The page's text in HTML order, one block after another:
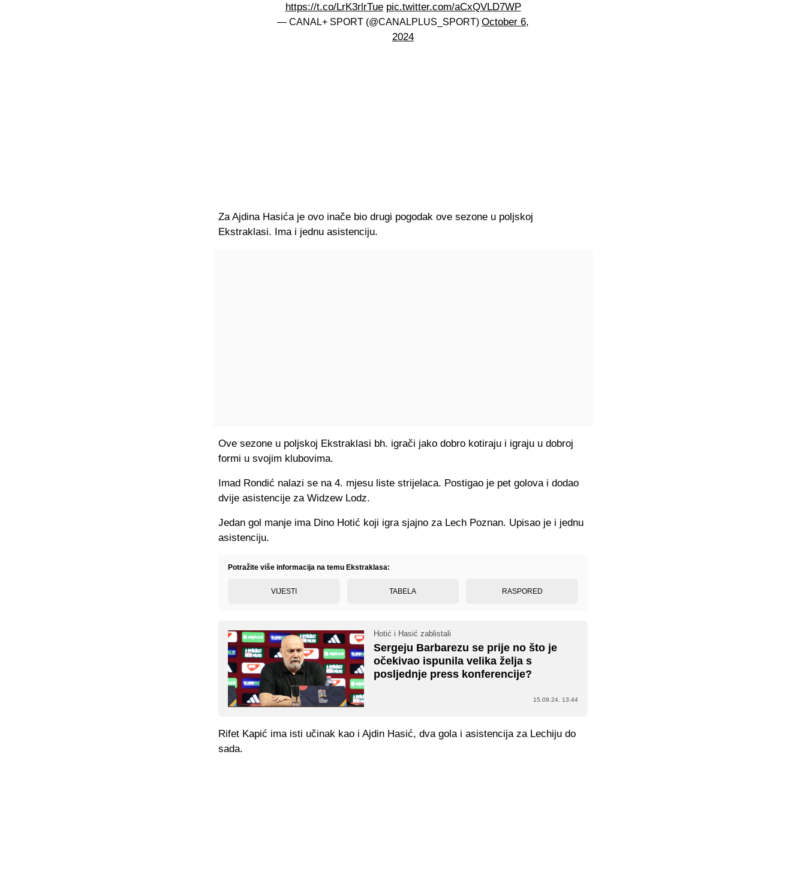
https://t.co/LrK3rlrTue pic.twitter.com/aCxQVLD7WP
— CANAL+ SPORT (@CANALPLUS_SPORT) October 6,
2024
Za Ajdina Hasića je ovo inače bio drugi pogodak ove sezone u poljskoj
Ekstraklasi. Ima i jednu asistenciju.
Ove sezone u poljskoj Ekstraklasi bh. igrači jako dobro kotiraju i igraju u dobroj
formi u svojim klubovima.
Imad Rondić nalazi se na 4. mjesu liste strijelaca. Postigao je pet golova i dodao
dvije asistencije za Widzew Lodz.
Jedan gol manje ima Dino Hotić koji igra sjajno za Lech Poznan. Upisao je i jednu
asistenciju.
Potražite više informacija na temu Ekstraklasa:
VIJESTI TABELA RASPORED
Hotić i Hasić zablistali
Sergeju Barbarezu se prije no što je
očekivao ispunila velika želja s
posljednje press konferencije?
15.09.24. 13:44
Rifet Kapić ima isti učinak kao i Ajdin Hasić, dva gola i asistencija za Lechiju do
sada.